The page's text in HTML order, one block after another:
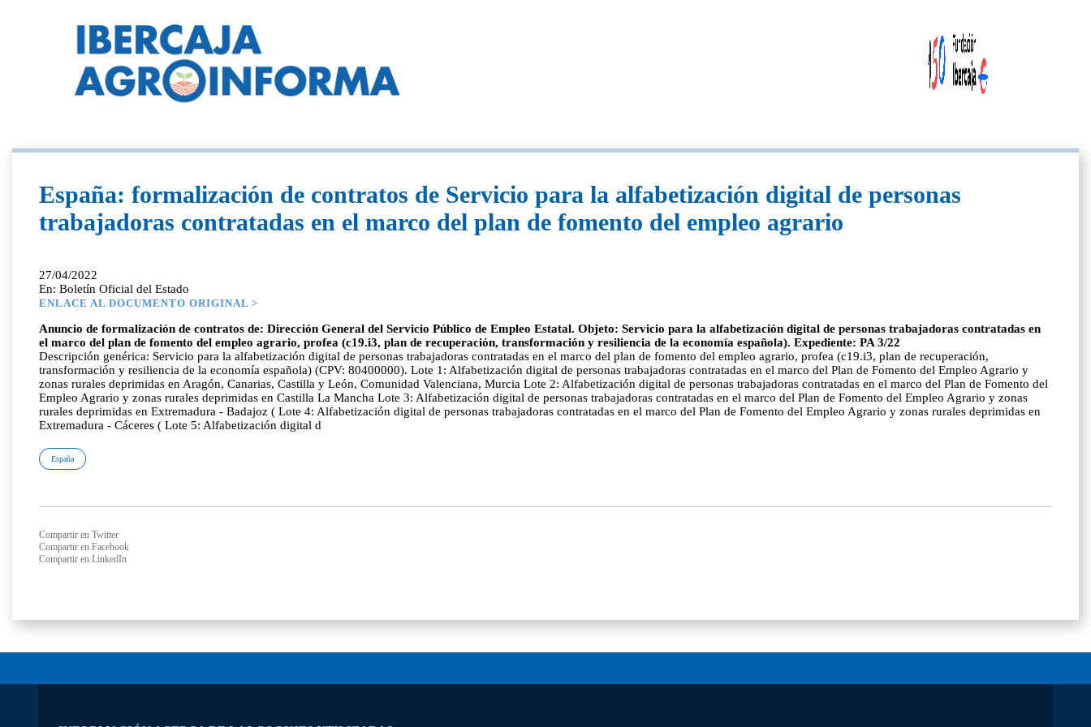
España: formalización de contratos de Servicio para la alfabetización digital de personas
trabajadoras contratadas en el marco del plan de fomento del empleo agrario
27/04/2022
En: Boletín Oficial del Estado
ENLACE AL DOCUMENTO ORIGINAL >
Anuncio de formalización de contratos de: Dirección General del Servicio Público de Empleo Estatal. Objeto: Servicio para la alfabetización digital de personas trabajadoras contratadas en
el marco del plan de fomento del empleo agrario, profea (c19.i3, plan de recuperación, transformación y resiliencia de la economía española). Expediente: PA 3/22
Descripción genérica: Servicio para la alfabetización digital de personas trabajadoras contratadas en el marco del plan de fomento del empleo agrario, profea (c19.i3, plan de recuperación,
transformación y resiliencia de la economía española) (CPV: 80400000). Lote 1: Alfabetización digital de personas trabajadoras contratadas en el marco del Plan de Fomento del Empleo Agrario y
zonas rurales deprimidas en Aragón, Canarias, Castilla y León, Comunidad Valenciana, Murcia Lote 2: Alfabetización digital de personas trabajadoras contratadas en el marco del Plan de Fomento del
Empleo Agrario y zonas rurales deprimidas en Castilla La Mancha Lote 3: Alfabetización digital de personas trabajadoras contratadas en el marco del Plan de Fomento del Empleo Agrario y zonas
rurales deprimidas en Extremadura - Badajoz ( Lote 4: Alfabetización digital de personas trabajadoras contratadas en el marco del Plan de Fomento del Empleo Agrario y zonas rurales deprimidas en
Extremadura - Cáceres ( Lote 5: Alfabetización digital d
España
Compartir en Twitter
Compartir en Facebook
Compartir en LinkedIn